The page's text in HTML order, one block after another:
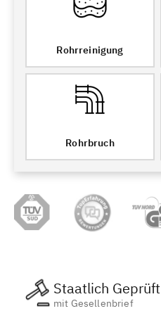
Rohrreinigung
Rohrbruch
Staatlich Geprüft
mit Gesellenbrief